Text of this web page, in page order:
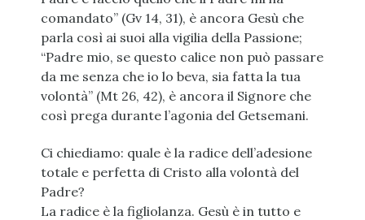
comandato” (Gv 14, 31), è ancora Gesù che
parla così ai suoi alla vigilia della Passione;
“Padre mio, se questo calice non può passare
da me senza che io lo beva, sia fatta la tua
volontà” (Mt 26, 42), è ancora il Signore che
così prega durante l’agonia del Getsemani.
Ci chiediamo: quale è la radice dell’adesione
totale e perfetta di Cristo alla volontà del
Padre?
La radice è la figliolanza. Gesù è in tutto e